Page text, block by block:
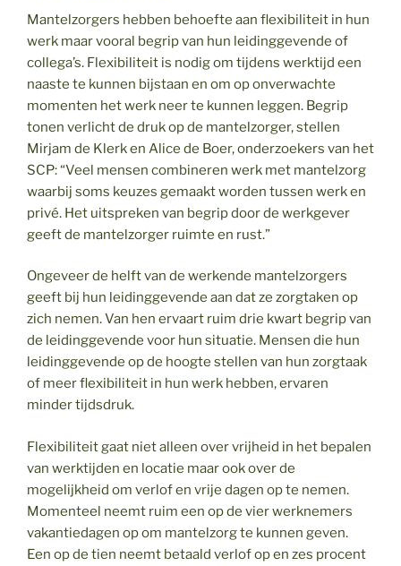
Mantelzorgers hebben behoefte aan flexibiliteit in hun
werk maar vooral begrip van hun leidinggevende of
collega’s. Flexibiliteit is nodig om tijdens werktijd een
naaste te kunnen bijstaan en om op onverwachte
momenten het werk neer te kunnen leggen. Begrip
tonen verlicht de druk op de mantelzorger, stellen
Mirjam de Klerk en Alice de Boer, onderzoekers van het
SCP: “Veel mensen combineren werk met mantelzorg
waarbij soms keuzes gemaakt worden tussen werk en
privé. Het uitspreken van begrip door de werkgever
geeft de mantelzorger ruimte en rust.”
Ongeveer de helft van de werkende mantelzorgers
geeft bij hun leidinggevende aan dat ze zorgtaken op
zich nemen. Van hen ervaart ruim drie kwart begrip van
de leidinggevende voor hun situatie. Mensen die hun
leidinggevende op de hoogte stellen van hun zorgtaak
of meer flexibiliteit in hun werk hebben, ervaren
minder tijdsdruk.
Flexibiliteit gaat niet alleen over vrijheid in het bepalen
van werktijden en locatie maar ook over de
mogelijkheid om verlof en vrije dagen op te nemen.
Momenteel neemt ruim een op de vier werknemers
vakantiedagen op om mantelzorg te kunnen geven.
Een op de tien neemt betaald verlof op en zes procent